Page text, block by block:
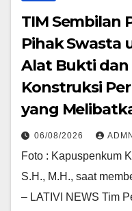
TIM Sembilan
Pihak Swasta
Alat Bukti dan
Konstruksi
yang
06/08/2026
Foto : Kapuspenkum
S.H., M.H., saat
– LATIVI NEWS Tim